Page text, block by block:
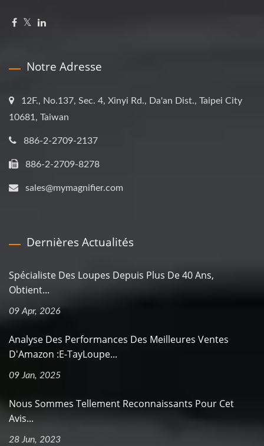
Notre Adresse
12F., No.137, Sec. 4, Xinyi Rd., Da'an Dist., Taipei City
10681, Taiwan
886-2-2709-2137
886-2-2709-8278
sales@mymagnifier.com
Dernières Actualités
Spécialiste Des Loupes Depuis Plus De 40 Ans,
Obtient...
09 Apr, 2026
Analyse Des Performances Des Meilleures Ventes
D'Amazon :E-TayLoupe...
09 Jan, 2025
Nous Sommes Tellement Reconnaissants Pour Cet
Avis...
28 Jun, 2023